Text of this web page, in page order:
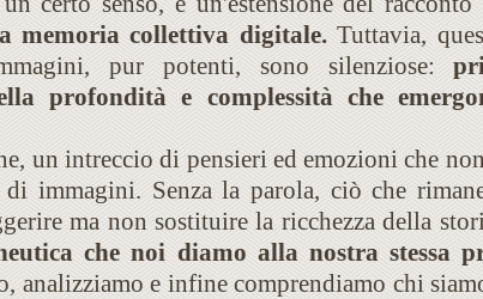
memoria collettiva digitale.Tuttavia,
pur potenti, sono silenziose:
profondità e complessità che
un intreccio di pensieri ed emozioni che
immagini. Senza la parola, ciò che
ma non sostituire la ricchezza della
che noi diamo alla nostra stessa
analizziamo e infine comprendiamo chi